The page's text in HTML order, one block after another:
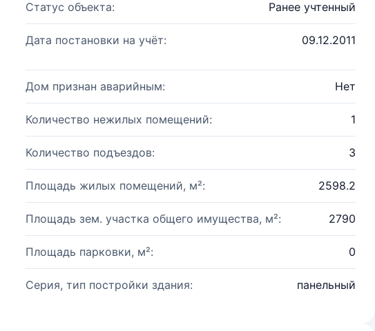
Статус объекта: Ранее учтенный
Дата постановки на учёт: 09.12.2011
Дом признан аварийным: Нет
Количество нежилых помещений: 1
Количество подъездов: 3
Площадь жилых помещений, м²: 2598.2
Площадь зем. участка общего имущества, м²: 2790
Площадь парковки, м²: 0
Серия, тип постройки здания: панельный